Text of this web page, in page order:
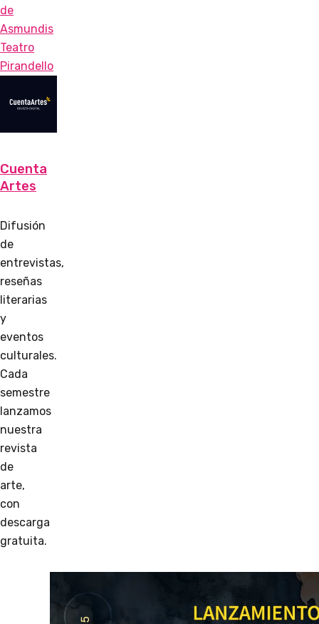
de
Asmundis
Teatro
Pirandello
Cuenta
Artes
Difusión
de
entrevistas,
reseñas
literarias
y
eventos
culturales.
Cada
semestre
lanzamos
nuestra
revista
de
arte,
con
descarga
gratuita.